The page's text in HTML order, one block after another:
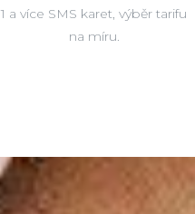
1 a více SMS karet, výběr tarifu
na míru.